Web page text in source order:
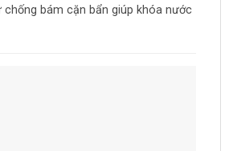
chống bám cặn bẩn giúp khóa nước